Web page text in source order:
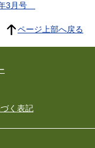
3月号
ページ上部へ戻る
く表記